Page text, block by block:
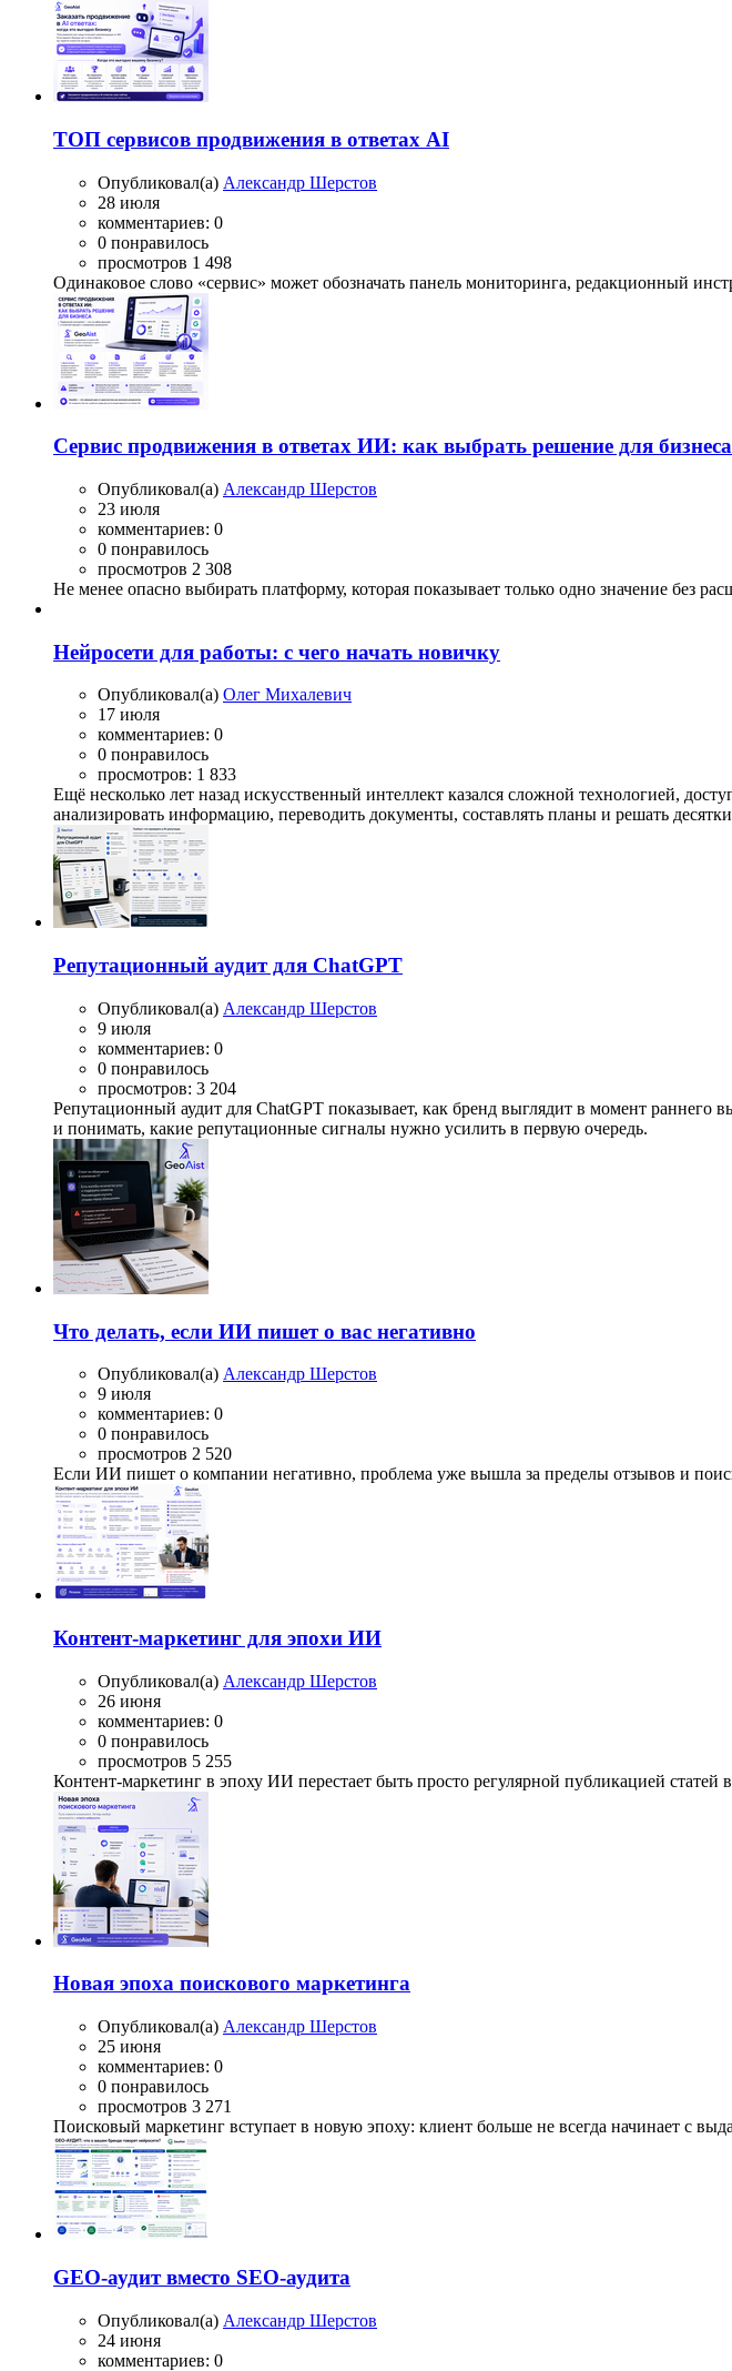
ТОП сервисов продвижения в ответах AI
Опубликовал(а) Александр Шерстов
28 июля
комментариев: 0
0 понравилось
просмотров 1 498
Одинаковое слово «сервис» может обозначать панель мониторинга, редакционный
Сервис продвижения в ответах ИИ: как выбрать решение для бизнеса
Опубликовал(а) Александр Шерстов
23 июля
комментариев: 0
0 понравилось
просмотров 2 308
Не менее опасно выбирать платформу, которая показывает только одно значение без
Нейросети для работы: с чего начать новичку
Опубликовал(а) Олег Михалевич
17 июля
комментариев: 0
0 понравилось
просмотров: 1 833
Ещё несколько лет назад искусственный интеллект казался сложной технологией,
анализировать информацию, переводить документы, составлять планы и решать десятки
Репутационный аудит для ChatGPT
Опубликовал(а) Александр Шерстов
9 июля
комментариев: 0
0 понравилось
просмотров: 3 204
Репутационный аудит для ChatGPT показывает, как бренд выглядит в момент раннего
и понимать, какие репутационные сигналы нужно усилить в первую очередь.
Что делать, если ИИ пишет о вас негативно
Опубликовал(а) Александр Шерстов
9 июля
комментариев: 0
0 понравилось
просмотров 2 520
Если ИИ пишет о компании негативно, проблема уже вышла за пределы отзывов и
Контент-маркетинг для эпохи ИИ
Опубликовал(а) Александр Шерстов
26 июня
комментариев: 0
0 понравилось
просмотров 5 255
Контент-маркетинг в эпоху ИИ перестает быть просто регулярной публикацией
Новая эпоха поискового маркетинга
Опубликовал(а) Александр Шерстов
25 июня
комментариев: 0
0 понравилось
просмотров 3 271
Поисковый маркетинг вступает в новую эпоху: клиент больше не всегда начинает с
GEO-аудит вместо SEO-аудита
Опубликовал(а) Александр Шерстов
24 июня
комментариев: 0